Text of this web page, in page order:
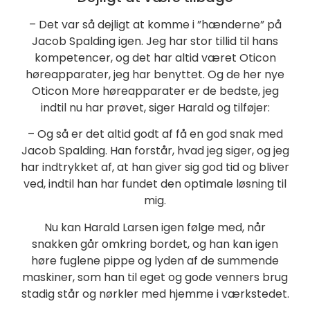
– Det var så dejligt at komme i ”hænderne” på
Jacob Spalding igen. Jeg har stor tillid til hans
kompetencer, og det har altid været Oticon
høreapparater, jeg har benyttet. Og de her nye
Oticon More høreapparater er de bedste, jeg
indtil nu har prøvet, siger Harald og tilføjer:
– Og så er det altid godt af få en god snak med
Jacob Spalding. Han forstår, hvad jeg siger, og jeg
har indtrykket af, at han giver sig god tid og bliver
ved, indtil han har fundet den optimale løsning til
mig.
Nu kan Harald Larsen igen følge med, når
snakken går omkring bordet, og han kan igen
høre fuglene pippe og lyden af de summende
maskiner, som han til eget og gode venners brug
stadig står og nørkler med hjemme i værkstedet.